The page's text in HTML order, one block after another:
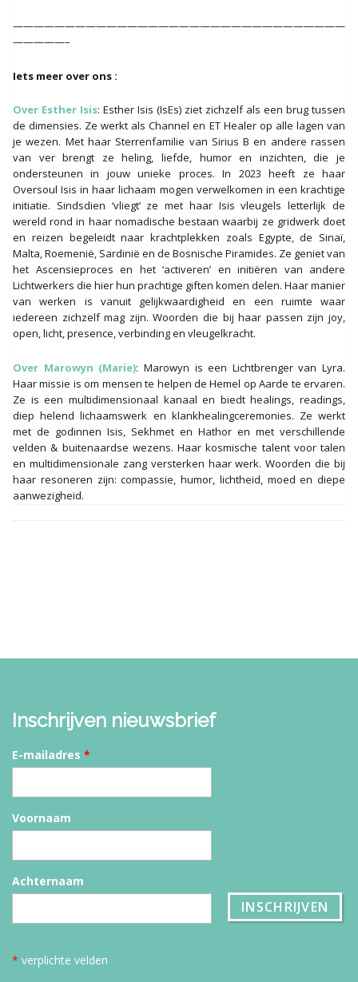
————————————————————————————————
—————–
Iets meer over ons :
Over Esther Isis: Esther Isis (IsEs) ziet zichzelf als een brug tussen
de dimensies. Ze werkt als Channel en ET Healer op alle lagen van
je wezen. Met haar Sterrenfamilie van Sirius B en andere rassen
van ver brengt ze heling, liefde, humor en inzichten, die je
ondersteunen in jouw unieke proces. In 2023 heeft ze haar
Oversoul Isis in haar lichaam mogen verwelkomen in een krachtige
initiatie. Sindsdien ‘vliegt’ ze met haar Isis vleugels letterlijk de
wereld rond in haar nomadische bestaan waarbij ze gridwerk doet
en reizen begeleidt naar krachtplekken zoals Egypte, de Sinaï,
Malta, Roemenië, Sardinië en de Bosnische Piramides. Ze geniet van
het Ascensieproces en het ‘activeren’ en initiëren van andere
Lichtwerkers die hier hun prachtige giften komen delen. Haar manier
van werken is vanuit gelijkwaardigheid en een ruimte waar
iedereen zichzelf mag zijn. Woorden die bij haar passen zijn joy,
open, licht, presence, verbinding en vleugelkracht.
Over Marowyn (Marie): Marowyn is een Lichtbrenger van Lyra.
Haar missie is om mensen te helpen de Hemel op Aarde te ervaren.
Ze is een multidimensionaal kanaal en biedt healings, readings,
diep helend lichaamswerk en klankhealingceremonies. Ze werkt
met de godinnen Isis, Sekhmet en Hathor en met verschillende
velden & buitenaardse wezens. Haar kosmische talent voor talen
en multidimensionale zang versterken haar werk. Woorden die bij
haar resoneren zijn: compassie, humor, lichtheid, moed en diepe
aanwezigheid.
Inschrijven nieuwsbrief
E-mailadres *
Voornaam
Achternaam
* verplichte velden